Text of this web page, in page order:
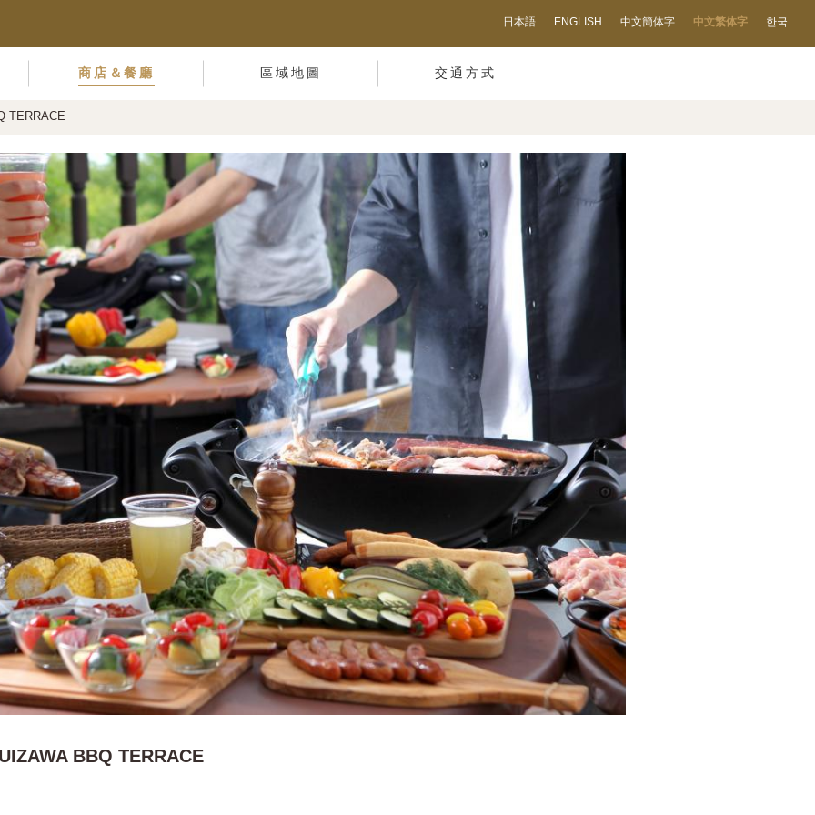
日本語 ENGLISH 中文簡体字 中文繁体字 한국
商店＆餐廳 區域地圖 交通方式
TERRACE
BBQ TERRACE